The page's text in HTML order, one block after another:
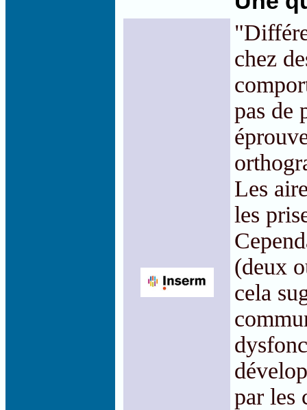
chez
pas de
Les
les
(deux
cela
par les